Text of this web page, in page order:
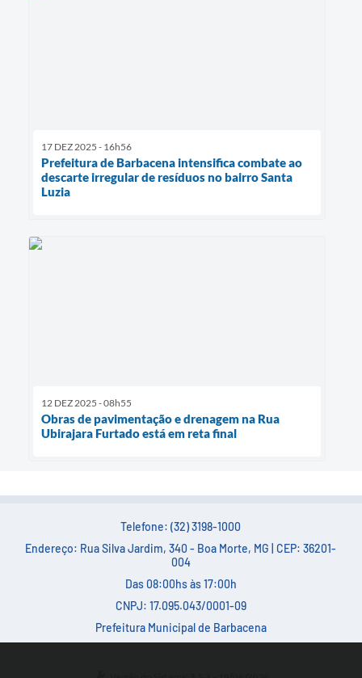
17 DEZ 2025 - 16h56
Prefeitura de Barbacena intensifica combate ao
descarte irregular de resíduos no bairro Santa
Luzia
12 DEZ 2025 - 08h55
Obras de pavimentação e drenagem na Rua
Ubirajara Furtado está em reta final
Telefone: (32) 3198-1000
Endereço: Rua Silva Jardim, 340 - Boa Morte, MG | CEP: 36201-
004
Das 08:00hs às 17:00h
CNPJ: 17.095.043/0001-09
Prefeitura Municipal de Barbacena